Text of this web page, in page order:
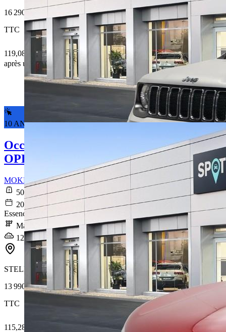
16 290 €
TTC
119,08 € /Mois
après un premier loyer de 4 887 €
10 ANS DE GARANTIE*
Occasion
OPEL MOKKA
MOKKA 1.2 Turbo 130 ch BVM6 GS Line
50 095 km
2021-10-05
Essence sans plomb
Manuelle
126 g/km
STELLANTIS &YOU LYON VÉNISSIEUX ÉTATS-UNIS
13 990 €
TTC
115,28 € /Mois